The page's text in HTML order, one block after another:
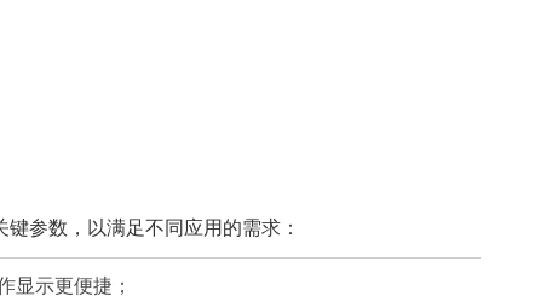
参数，以满足不同应用的需求：
显示更便捷；